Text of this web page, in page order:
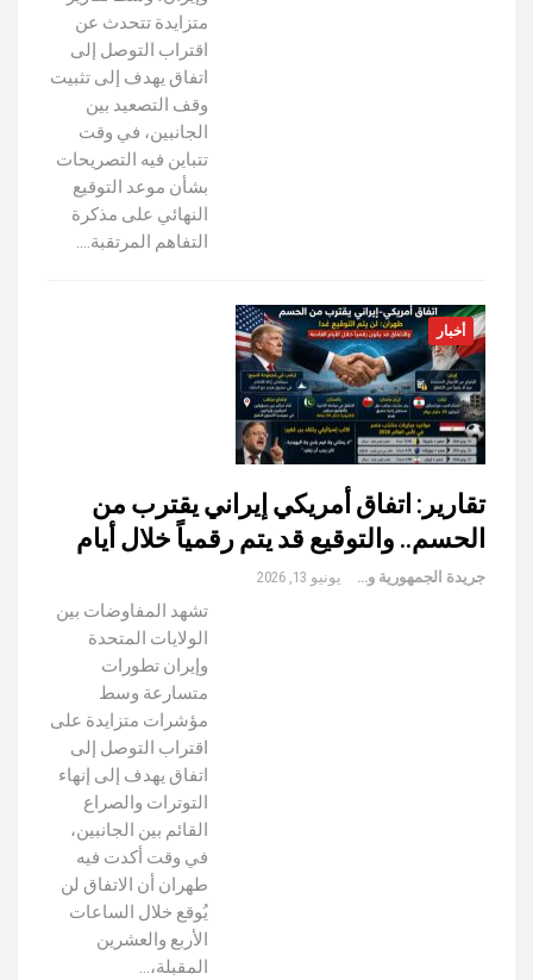
متزايدة تتحدث عن
اقتراب التوصل إلى
اتفاق يهدف إلى تثبيت
وقف التصعيد بين
الجانبين، في وقت
تتباين فيه التصريحات
بشأن موعد التوقيع
النهائي على مذكرة
التفاهم المرتقبة.…
أخبار
تقارير: اتفاق أمريكي إيراني يقترب من
الحسم.. والتوقيع قد يتم رقمياً خلال أيام
جريدة الجمهورية والعالم يونيو 13, 2026
تشهد المفاوضات بين
الولايات المتحدة
وإيران تطورات
متسارعة وسط
مؤشرات متزايدة على
اقتراب التوصل إلى
اتفاق يهدف إلى إنهاء
التوترات والصراع
القائم بين الجانبين،
في وقت أكدت فيه
طهران أن الاتفاق لن
يُوقع خلال الساعات
الأربع والعشرين
المقبلة،…